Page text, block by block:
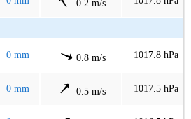
0.2 m/s
0 mm 0.8 m/s 1017.8 hPa
0 mm 0.5 m/s 1017.5 hPa